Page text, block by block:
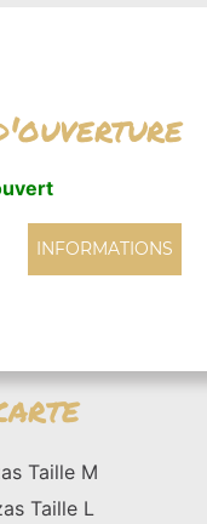
INFORMATIONS
Taille M
Taille L